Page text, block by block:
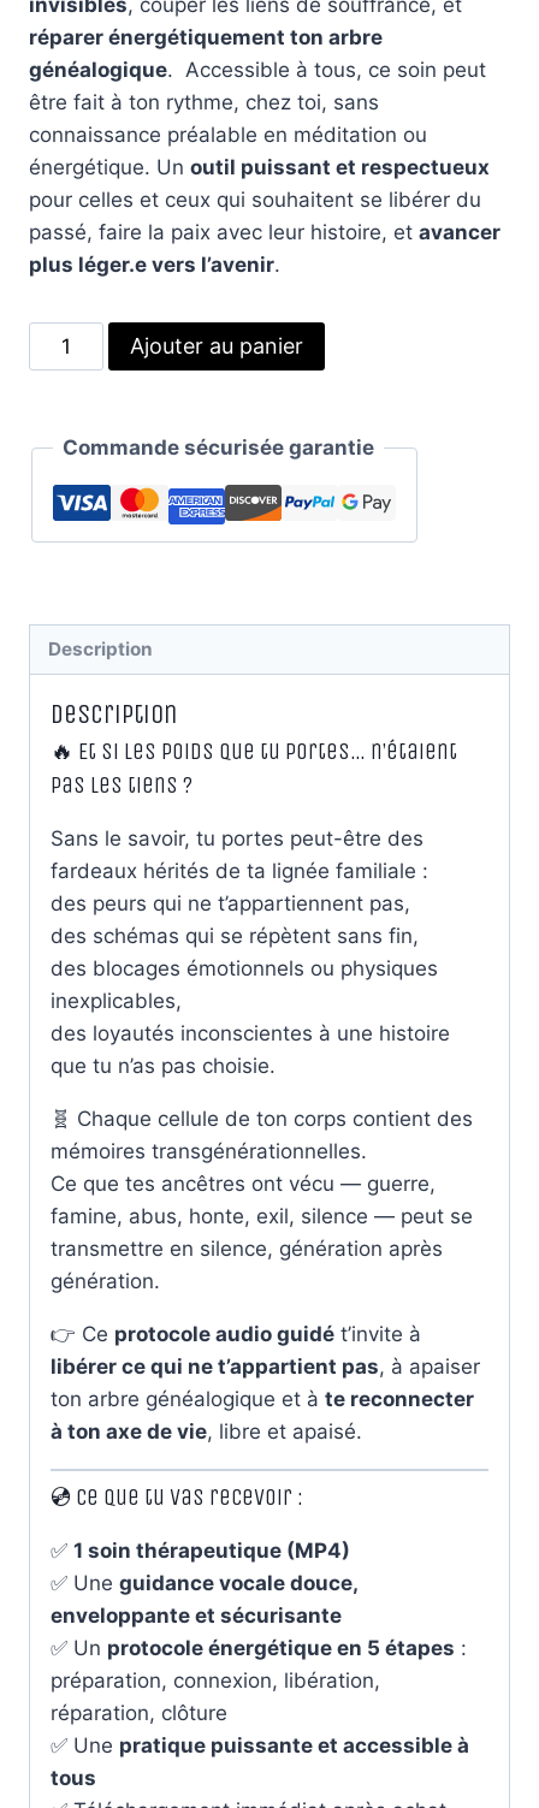
invisibles, couper les liens de souffrance, et
réparer énergétiquement ton arbre
généalogique. Accessible à tous, ce soin peut
être fait à ton rythme, chez toi, sans
connaissance préalable en méditation ou
énergétique. Un outil puissant et respectueux
pour celles et ceux qui souhaitent se libérer du
passé, faire la paix avec leur histoire, et avancer
plus léger.e vers l’avenir.
quantité
de
Thérapeutique
Protocole
Mémoires
Transgénérationnelles
Ajouter au panier
Commande sécurisée garantie
Description
Description
🔥 Et si les poids que tu portes… n’étaient
pas les tiens ?
Sans le savoir, tu portes peut-être des
fardeaux hérités de ta lignée familiale :
des peurs qui ne t’appartiennent pas,
des schémas qui se répètent sans fin,
des blocages émotionnels ou physiques
inexplicables,
des loyautés inconscientes à une histoire
que tu n’as pas choisie.
🧬 Chaque cellule de ton corps contient des
mémoires transgénérationnelles.
Ce que tes ancêtres ont vécu — guerre,
famine, abus, honte, exil, silence — peut se
transmettre en silence, génération après
génération.
👉 Ce protocole audio guidé t’invite à
libérer ce qui ne t’appartient pas, à apaiser
ton arbre généalogique et à te reconnecter
à ton axe de vie, libre et apaisé.
💿 Ce que tu vas recevoir :
✅ 1 soin thérapeutique (MP4)
✅ Une guidance vocale douce,
enveloppante et sécurisante
✅ Un protocole énergétique en 5 étapes :
préparation, connexion, libération,
réparation, clôture
✅ Une pratique puissante et accessible à
tous